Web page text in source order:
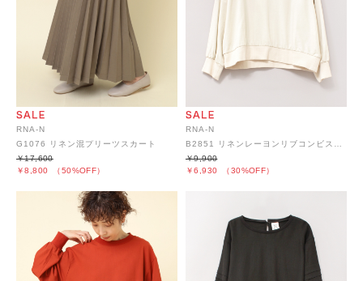
RNA-N
G1076 リネン混プリーツスカート
￥8,800 （50%OFF）
￥17,600
RNA-N
￥6,930 （30%OFF）
￥9,900